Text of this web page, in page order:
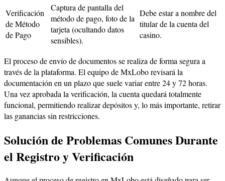
Verificación
de Método
de Pago
Captura de pantalla del
método de pago, foto de la
tarjeta (ocultando datos
sensibles).
Debe estar a nombre del
titular de la cuenta del
casino.
El proceso de envío de documentos se realiza de forma segura a
través de la plataforma. El equipo de MxLobo revisará la
documentación en un plazo que suele variar entre 24 y 72 horas.
Una vez aprobada la verificación, la cuenta quedará totalmente
funcional, permitiendo realizar depósitos y, lo más importante, retirar
las ganancias sin restricciones.
Solución de Problemas Comunes Durante
el Registro y Verificación